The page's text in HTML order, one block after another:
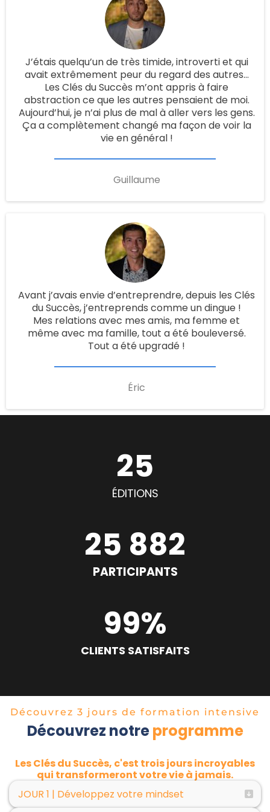
J’étais quelqu’un de très timide, introverti et qui
avait extrêmement peur du regard des autres…
Les Clés du Succès m’ont appris à faire
abstraction ce que les autres pensaient de moi.
Aujourd’hui, je n’ai plus de mal à aller vers les gens.
Ça a complètement changé ma façon de voir la
vie en général !
Guillaume
Avant j’avais envie d’entreprendre, depuis les Clés
du Succès, j’entreprends comme un dingue !
Mes relations avec mes amis, ma femme et
même avec ma famille, tout a été bouleversé.
Tout a été upgradé !
Éric
25
ÉDITIONS
25 882
PARTICIPANTS
99%
CLIENTS SATISFAITS
Découvrez 3 jours de formation intensive
Découvrez notreprogramme
Les Clés du Succès, c'est trois jours incroyables
qui transformeront votre vie à jamais.
JOUR 1 | Développez votre mindset